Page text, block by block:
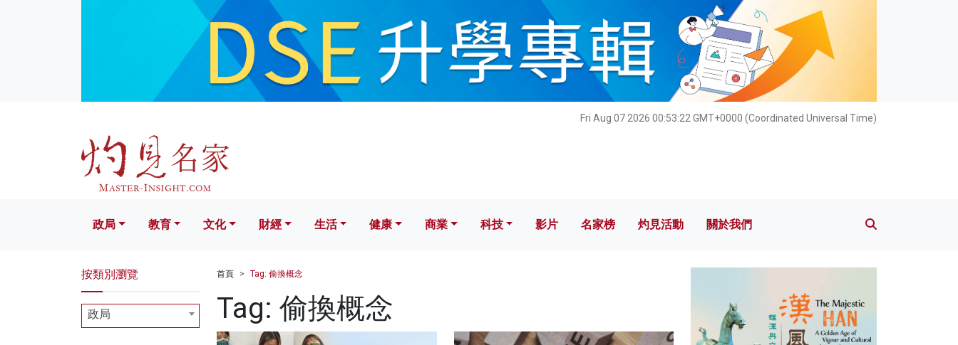
Fri Aug 07 2026 00:53:23 GMT+0000 (Coordinated Universal Time)
文化 財經 生活 健康 科技 影片 名家榜 灼見活動 關於我們
政局 教育 文化 財經 生活 健康 商業 科技 影片 名家榜 灼見活動 關於我們
首頁 Tag: 偷換概念
Tag: 偷換概念
按類別瀏覽
政局